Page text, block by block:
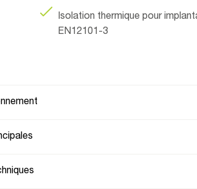
Isolation thermique pour
EN12101-3